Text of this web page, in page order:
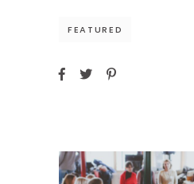
FEATURED